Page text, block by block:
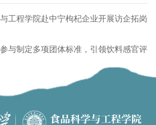
工程学院赴中宁枸杞企业开展访企拓岗
与制定多项团体标准，引领饮料感官评